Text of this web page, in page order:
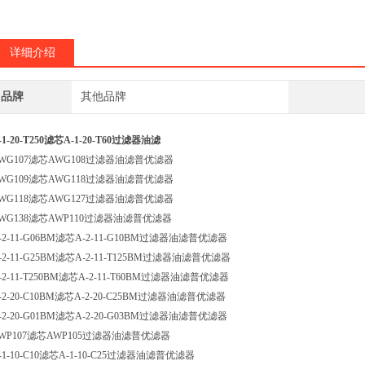
详细介绍
品牌 其他品牌
20-T250滤芯A-1-20-T60过滤器油滤
滤芯AWG108过滤器油滤普优滤器
滤芯AWG118过滤器油滤普优滤器
滤芯AWG127过滤器油滤普优滤器
滤芯AWP110过滤器油滤普优滤器
11-G06BM滤芯A-2-11-G10BM过滤器油滤普优滤器
11-G25BM滤芯A-2-11-T125BM过滤器油滤普优滤器
11-T250BM滤芯A-2-11-T60BM过滤器油滤普优滤器
20-C10BM滤芯A-2-20-C25BM过滤器油滤普优滤器
20-G01BM滤芯A-2-20-G03BM过滤器油滤普优滤器
滤芯AWP105过滤器油滤普优滤器
10-C10滤芯A-1-10-C25过滤器油滤普优滤器